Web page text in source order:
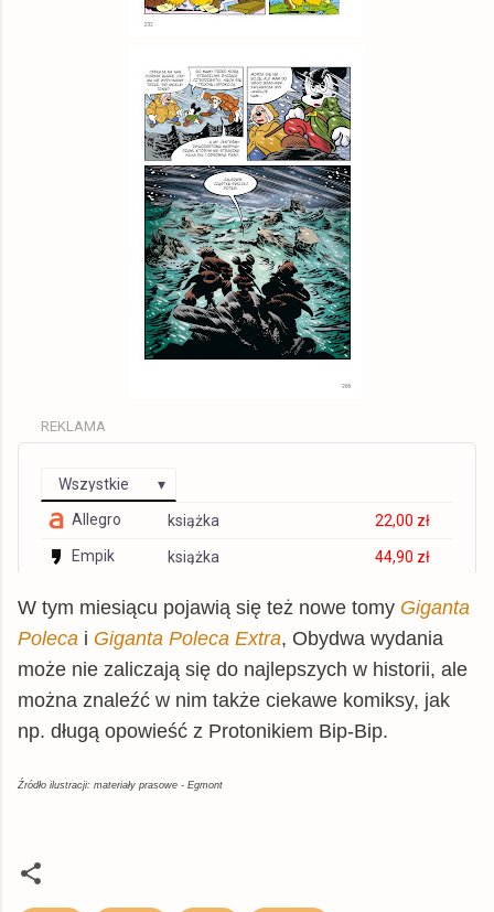
REKLAMA
Wszystkie
Allegro
książka
22,00 zł
Empik
książka 44,90 zł
W tym miesiącu pojawią się też nowe tomy Giganta
Poleca i Giganta Poleca Extra, Obydwa wydania
może nie zaliczają się do najlepszych w historii, ale
można znaleźć w nim także ciekawe komiksy, jak
np. długą opowieść z Protonikiem Bip-Bip.
Źródło ilustracji: materiały prasowe - Egmont